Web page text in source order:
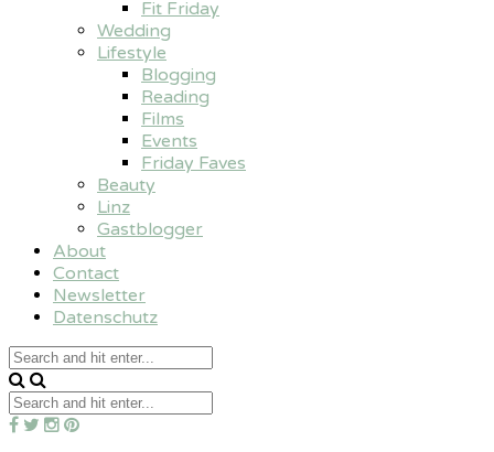
Fit Friday
Wedding
Lifestyle
Blogging
Reading
Films
Events
Friday Faves
Beauty
Linz
Gastblogger
About
Contact
Newsletter
Datenschutz